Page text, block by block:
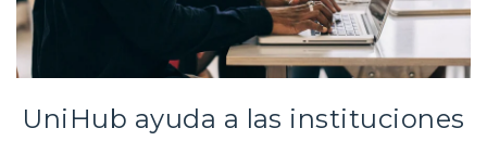
UniHub ayuda a las instituciones